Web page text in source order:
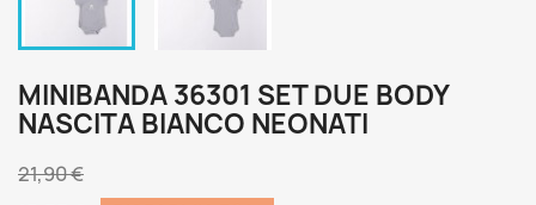
MINIBANDA 36301 SET DUE BODY
NASCITA BIANCO NEONATI
21,90 €